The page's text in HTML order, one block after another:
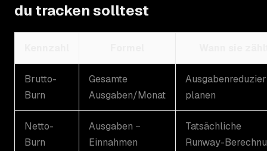
du tracken solltest
Brutto-
Burn
Gesamte
Ausgaben/Monat
planen
Netto-
Burn
Ausgaben −
Einnahmen
Tatsächliche
Runway-